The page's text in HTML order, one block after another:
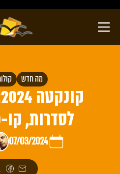
מה חדש
לסדרות,
07/03/2024